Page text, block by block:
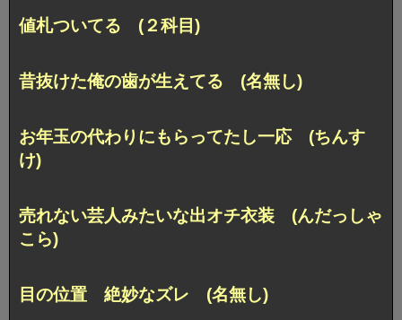
値札ついてる (２科目)
昔抜けた俺の歯が生えてる (名無し)
お年玉の代わりにもらってたし一応 (ちんす
け)
売れない芸人みたいな出オチ衣装 (んだっしゃ
こら)
目の位置 絶妙なズレ (名無し)